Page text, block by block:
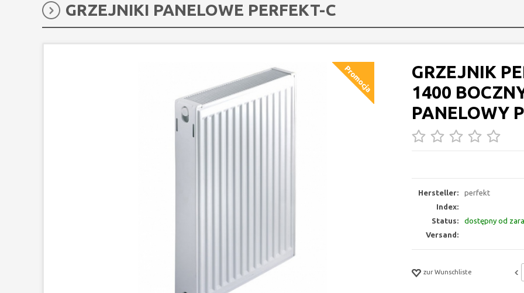
GRZEJNIKI PANELOWE PERFEKT-C
GRZEJNIK
1400
PANELOWY
Hersteller:
perfekt
Index:
Status:
dostępny od
Versand:
zur Wunschliste